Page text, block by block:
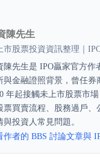
陳先生
市股票投資資訊整理｜
陳先生是 IPO贏家官方作
與金融證照背景，曾任券
年起接觸未上市股票市
票買賣流程、股務過戶、
與投資人常見問題。
作者的 BBS 討論文章與